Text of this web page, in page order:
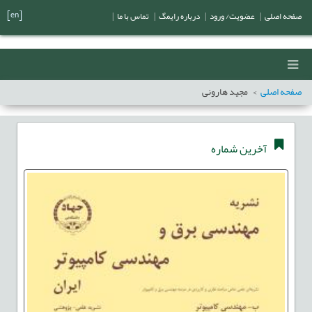
صفحه اصلی مجید هارونی
آخرین شماره
صفحه اصلی عضویت/ ورود درباره رایمگ تماس با ما